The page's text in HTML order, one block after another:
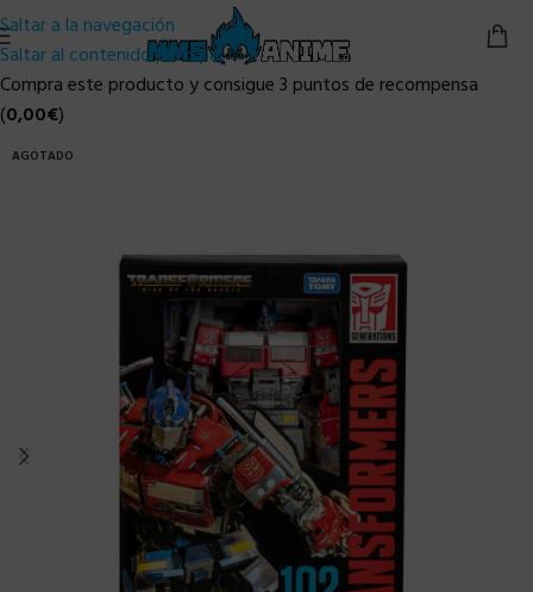
Saltar a la navegación
Saltar al contenido principal
Compra este producto y consigue 3 puntos de recompensa
(0,00€)
AGOTADO